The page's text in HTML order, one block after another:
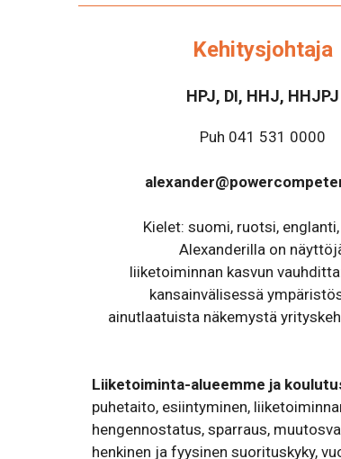
Kehitysjohtaja
HPJ, DI, HHJ, HHJPJ
Puh 041 531 0000
Kielet: suomi, ruotsi,
Alexanderilla on
liiketoiminnan kasvun
kansainvälisessä
ainutlaatuista näkemystä
Liiketoiminta-alueemme ja
puhetaito, esiintyminen,
hengennostatus, sparraus,
henkinen ja fyysinen suorituskyky,